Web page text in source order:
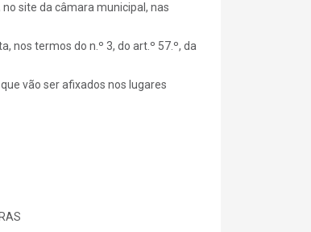
site da câmara municipal, nas
nos termos do n.º 3, do art.º 57.º, da
vão ser afixados nos lugares